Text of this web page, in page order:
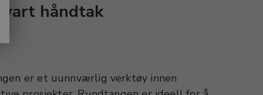
håndtak
er et uunnværlig verktøy innen